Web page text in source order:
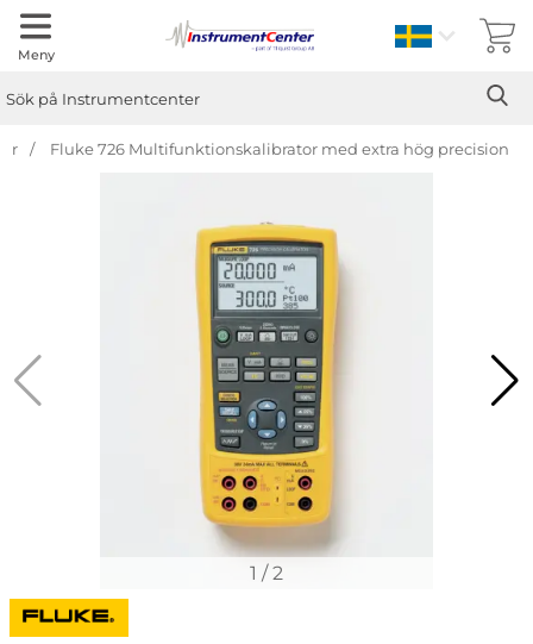
Meny Sverige
Fluke 726 Multifunktionskalibrator med extra hög precision
1 /2